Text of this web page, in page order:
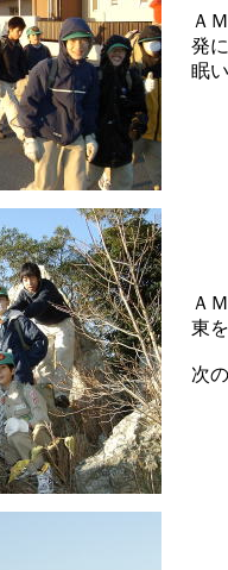
Ａ
発
眠
Ａ
東
次